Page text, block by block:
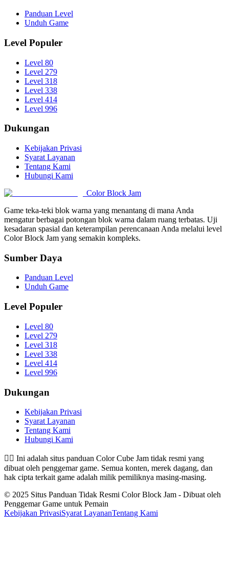
Panduan Level
Unduh Game
Level Populer
Level 80
Level 279
Level 318
Level 338
Level 414
Level 996
Dukungan
Kebijakan Privasi
Syarat Layanan
Tentang Kami
Hubungi Kami
Color Block Jam
Game teka-teki blok warna yang menantang di mana Anda
mengatur berbagai potongan blok warna dalam ruang terbatas. Uji
kesadaran spasial dan keterampilan perencanaan Anda melalui level
Color Block Jam yang semakin kompleks.
Sumber Daya
Panduan Level
Unduh Game
Level Populer
Level 80
Level 279
Level 318
Level 338
Level 414
Level 996
Dukungan
Kebijakan Privasi
Syarat Layanan
Tentang Kami
Hubungi Kami
👉🏻 Ini adalah situs panduan Color Cube Jam tidak resmi yang
dibuat oleh penggemar game. Semua konten, merek dagang, dan
hak cipta terkait game adalah milik pemiliknya masing-masing.
© 2025 Situs Panduan Tidak Resmi Color Block Jam - Dibuat oleh
Penggemar Game untuk Pemain
Kebijakan PrivasiSyarat LayananTentang Kami